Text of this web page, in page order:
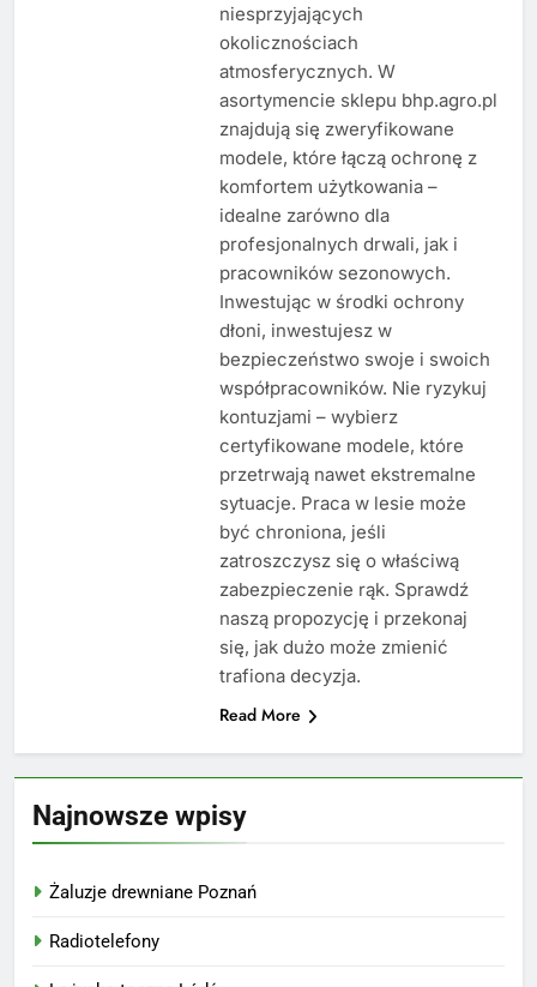
niesprzyjających
okolicznościach
atmosferycznych. W
asortymencie sklepu bhp.agro.pl
znajdują się zweryfikowane
modele, które łączą ochronę z
komfortem użytkowania –
idealne zarówno dla
profesjonalnych drwali, jak i
pracowników sezonowych.
Inwestując w środki ochrony
dłoni, inwestujesz w
bezpieczeństwo swoje i swoich
współpracowników. Nie ryzykuj
kontuzjami – wybierz
certyfikowane modele, które
przetrwają nawet ekstremalne
sytuacje. Praca w lesie może
być chroniona, jeśli
zatroszczysz się o właściwą
zabezpieczenie rąk. Sprawdź
naszą propozycję i przekonaj
się, jak dużo może zmienić
trafiona decyzja.
Read More
Najnowsze wpisy
Żaluzje drewniane Poznań
Radiotelefony